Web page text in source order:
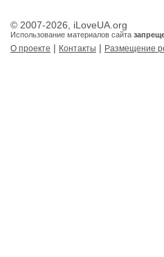
© 2007-2026, iLoveUA.org
Использование материалов сайта
О проекте | Контакты | Размещение